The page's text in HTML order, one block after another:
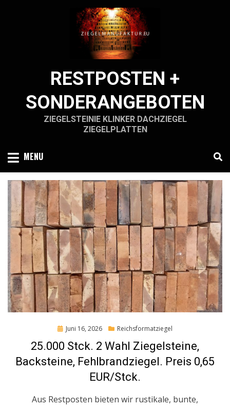
RESTPOSTEN +
SONDERANGEBOTEN
ZIEGELSTEINIE KLINKER DACHZIEGEL
ZIEGELPLATTEN
MENU
PostedJuni 16, 2026 Reichsformatziegel
25.000 Stck. 2 Wahl Ziegelsteine,
Backsteine, Fehlbrandziegel. Preis 0,65
EUR/Stck.
Aus Restposten bieten wir rustikale, bunte,